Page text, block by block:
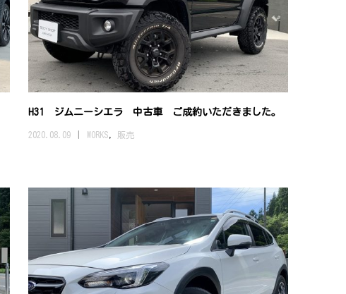
H31 ジムニーシエラ 中古車 ご成約いただきました。
2020.08.09 WORKS 販売